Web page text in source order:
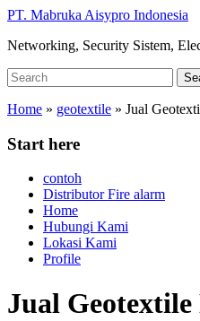
Skip
main
PT. Mabruka Aisypro Indonesia
Networking, Security Sistem,
Search
for:
Home » geotextile » Jual
Start here
contoh
Distributor Fire alarm
Home
Hubungi Kami
Lokasi Kami
Profile
Jual